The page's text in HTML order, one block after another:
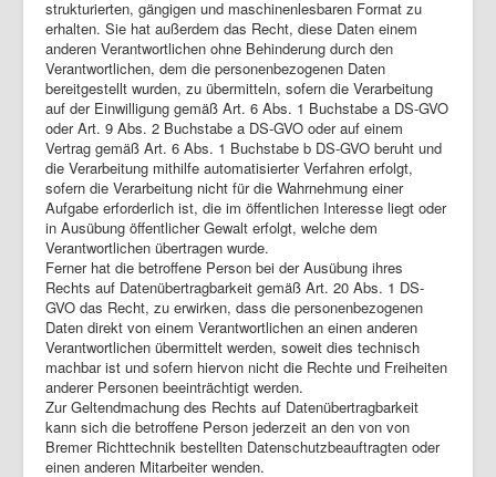
strukturierten, gängigen und maschinenlesbaren Format zu
erhalten. Sie hat außerdem das Recht, diese Daten einem
anderen Verantwortlichen ohne Behinderung durch den
Verantwortlichen, dem die personenbezogenen Daten
bereitgestellt wurden, zu übermitteln, sofern die Verarbeitung
auf der Einwilligung gemäß Art. 6 Abs. 1 Buchstabe a DS-GVO
oder Art. 9 Abs. 2 Buchstabe a DS-GVO oder auf einem
Vertrag gemäß Art. 6 Abs. 1 Buchstabe b DS-GVO beruht und
die Verarbeitung mithilfe automatisierter Verfahren erfolgt,
sofern die Verarbeitung nicht für die Wahrnehmung einer
Aufgabe erforderlich ist, die im öffentlichen Interesse liegt oder
in Ausübung öffentlicher Gewalt erfolgt, welche dem
Verantwortlichen übertragen wurde.
Ferner hat die betroffene Person bei der Ausübung ihres
Rechts auf Datenübertragbarkeit gemäß Art. 20 Abs. 1 DS-
GVO das Recht, zu erwirken, dass die personenbezogenen
Daten direkt von einem Verantwortlichen an einen anderen
Verantwortlichen übermittelt werden, soweit dies technisch
machbar ist und sofern hiervon nicht die Rechte und Freiheiten
anderer Personen beeinträchtigt werden.
Zur Geltendmachung des Rechts auf Datenübertragbarkeit
kann sich die betroffene Person jederzeit an den von von
Bremer Richttechnik bestellten Datenschutzbeauftragten oder
einen anderen Mitarbeiter wenden.